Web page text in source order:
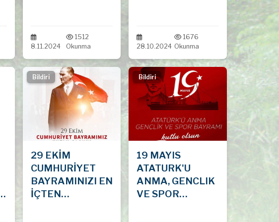
8.11.2024
1512
Okunma
28.10.2024
1676
Okunma
Bildiri
29 EKİM
CUMHURİYET
BAYRAMINIZI EN
İÇTEN
Bildiri
19 MAYIS
ATATURK'U
ANMA, GENCLIK
VE SPOR